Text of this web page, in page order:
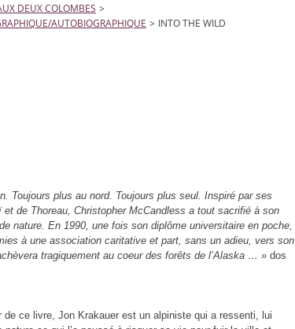
DEUX COLOMBES >
AUTOBIOGRAPHIQUE > INTO THE WILD
Toujours plus au nord. Toujours plus seul. Inspiré par ses
et de Thoreau, Christopher McCandless a tout sacrifié à son
nature. En 1990, une fois son diplôme universitaire en poche,
à une association caritative et part, sans un adieu, vers son
tragiquement au coeur des forêts de l’Alaska … » dos
de ce livre, Jon Krakauer est un alpiniste qui a ressenti, lui